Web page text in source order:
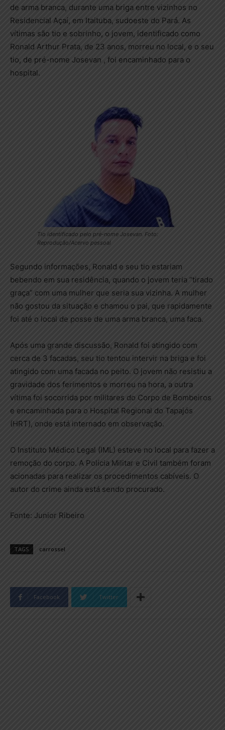
de arma branca, durante uma briga entre vizinhos no
Residencial Açaí, em Itaituba, sudoeste do Pará. As
vítimas são tio e sobrinho, o jovem, identificado como
Ronald Arthur Prata, de 23 anos, morreu no local, e o seu
tio, de pré-nome Josevan , foi encaminhado para o
hospital.
Tio identificado pelo pré-nome Josevan. Foto:
Reprodução/Acervo pessoal
Segundo informações, Ronald e seu tio estariam
bebendo em sua residência, quando o jovem teria “tirado
graça” com uma mulher que seria sua vizinha. A mulher
não gostou da situação e chamou o pai, que rapidamente
foi até o local de posse de uma arma branca, uma faca.
Após uma grande discussão, Ronald foi atingido com
cerca de 3 facadas, seu tio tentou intervir na briga e foi
atingido com uma facada no peito. O jovem não resistiu a
gravidade dos ferimentos e morreu na hora, a outra
vítima foi socorrida por militares do Corpo de Bombeiros
e encaminhada para o Hospital Regional do Tapajós
(HRT), onde está internado em observação.
O Instituto Médico Legal (IML) esteve no local para fazer a
remoção do corpo. A Polícia Militar e Civil também foram
acionadas para realizar os procedimentos cabíveis. O
autor do crime ainda está sendo procurado.
Fonte: Junior Ribeiro
TAGS carrossel
Facebook Twitter